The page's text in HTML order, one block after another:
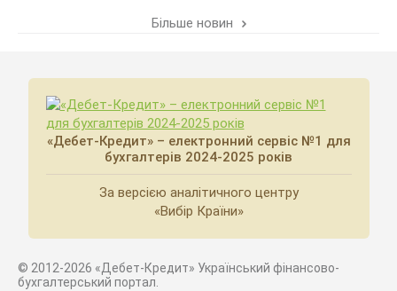
Більше новин
«Дебет-Кредит» – електронний сервіс №1 для
бухгалтерів 2024-2025 років
За версією аналітичного центру
«Вибір Країни»
© 2012-2026 «Дебет-Кредит» Український фінансово-
бухгалтерський портал.